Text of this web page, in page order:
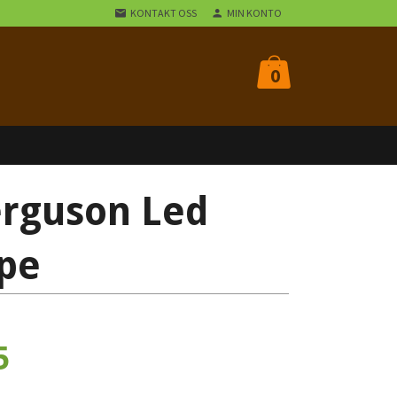
KONTAKT OSS MIN KONTO
0
Led